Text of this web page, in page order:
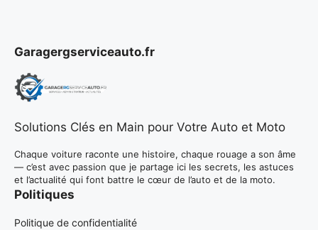
Garagergserviceauto.fr
Solutions Clés en Main pour Votre Auto et Moto
Chaque voiture raconte une histoire, chaque rouage a son âme
— c’est avec passion que je partage ici les secrets, les astuces
et l’actualité qui font battre le cœur de l’auto et de la moto.
Politiques
Politique de confidentialité